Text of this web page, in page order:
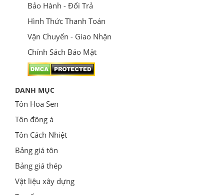
Bảo Hành - Đổi Trả
Hình Thức Thanh Toán
Vận Chuyển - Giao Nhận
Chính Sách Bảo Mật
DANH MỤC
Tôn Hoa Sen
Tôn đông á
Tôn Cách Nhiệt
Bảng giá tôn
Bảng giá thép
Vật liệu xây dựng